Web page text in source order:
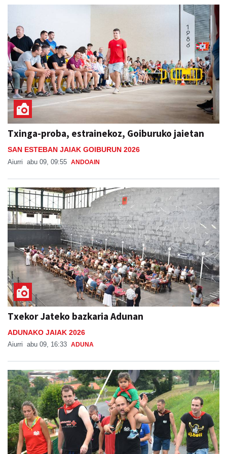
Txinga-proba, estrainekoz, Goiburuko jaietan
SAN ESTEBAN JAIAK GOIBURUN 2026
Aiurri abu 09, 09:55 ANDOAIN
Txekor Jateko bazkaria Adunan
ADUNAKO JAIAK 2026
Aiurri abu 09, 16:33 ADUNA